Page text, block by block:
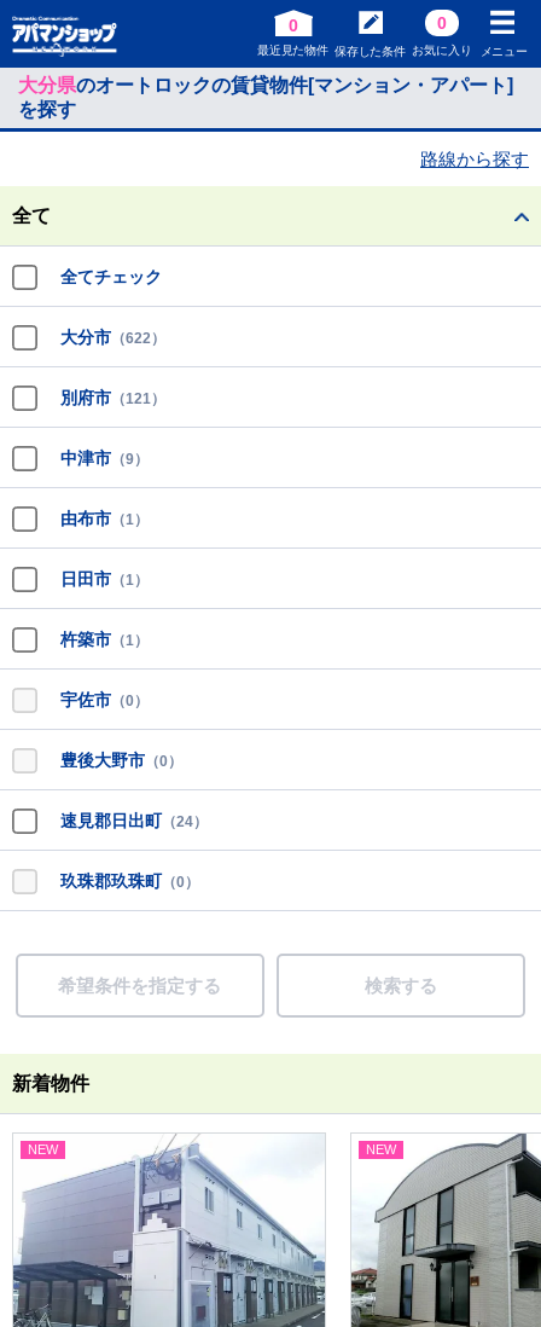
0
最近見た物件 保存した条件
0
お気に入り メニュー
大分県のオートロックの賃貸物件[マンション・アパート]
を探す
路線から探す
全て
全てチェック
大分市 （622）
別府市 （121）
中津市 （9）
由布市 （1）
日田市 （1）
杵築市 （1）
宇佐市 （0）
豊後大野市 （0）
速見郡日出町 （24）
玖珠郡玖珠町 （0）
希望条件を指定する 検索する
新着物件
NEW NEW